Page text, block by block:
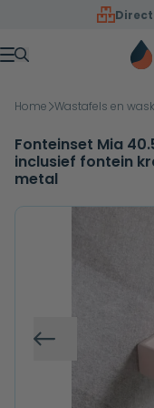
Overslaan naar Direct
Menu
Home Wastafels en
Fonteinset Mia
inclusief fontein
metal
Vorige